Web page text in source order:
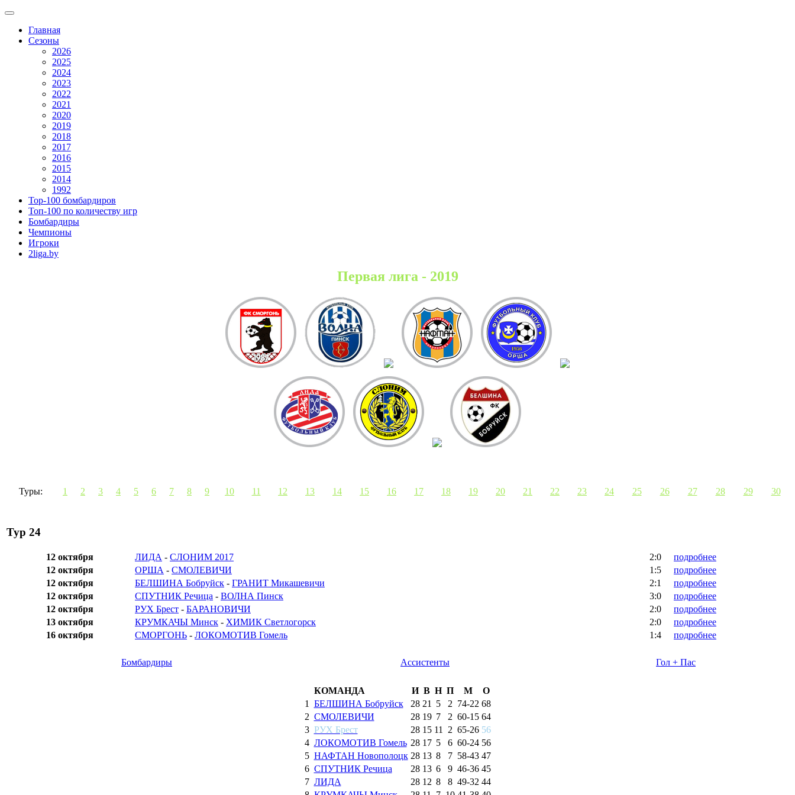
Главная
Сезоны
2026
2025
2024
2023
2022
2021
2020
2019
2018
2017
2016
2015
2014
1992
Top-100 бомбардиров
Топ-100 по количеству игр
Бомбардиры
Чемпионы
Игроки
2liga.by
Первая лига - 2019
Туры: 1 2 3 4 5 6 7 8 9 10 11 12 13 14 15 16 17 18 19 20 21 22 23 24 25 26 27 28 29 30
Тур 24
12 октября ЛИДА - СЛОНИМ 2017 2:0
подробнее
12 октября
ОРША - СМОЛЕВИЧИ 1:5
подробнее
12 октября
БЕЛШИНА Бобруйск - ГРАНИТ Микашевичи 2:1
подробнее
12 октября
СПУТНИК Речица - ВОЛНА Пинск 3:0
подробнее
12 октября
РУХ Брест - БАРАНОВИЧИ 2:0
подробнее
13 октября
КРУМКАЧЫ Минск - ХИМИК Светлогорск 2:0
подробнее
16 октября
СМОРГОНЬ - ЛОКОМОТИВ Гомель 1:4 подробнее
Бомбардиры Ассистенты Гол + Пас
КОМАНДА И В Н П М
О
1
БЕЛШИНА Бобруйск 28 21 5 2 74-22 68
2 СМОЛЕВИЧИ 28 19 7 2 60-15 64
3 РУХ Брест 28 15 11 2 65-26 56
4 ЛОКОМОТИВ Гомель 28 17 5 6 60-24 56
5 НАФТАН Новополоцк 28 13 8 7 58-43 47
6 СПУТНИК Речица 28 13 6 9 46-36 45
7 ЛИДА 28 12 8 8 49-32 44